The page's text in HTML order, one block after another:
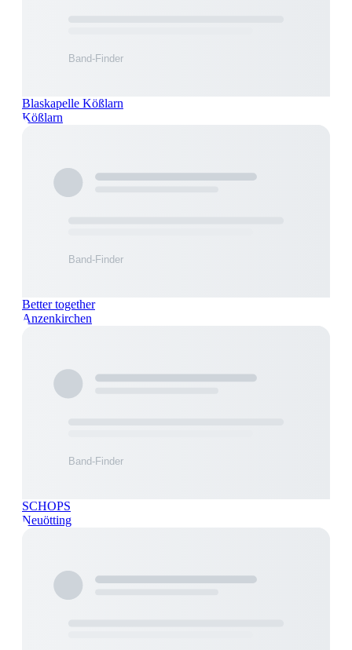
Blaskapelle Kößlarn
Kößlarn
Better together
Anzenkirchen
SCHOPS
Neuötting